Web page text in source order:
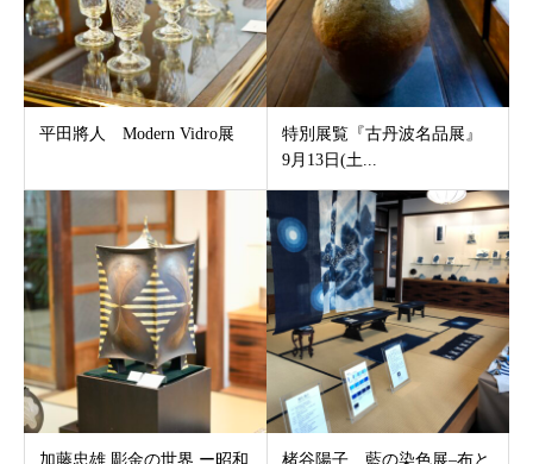
平田將人 Modern Vidro展
特別展覧『古丹波名品展』
9月13日(土...
加藤忠雄 彫金の世界 ー昭和
楮谷陽子 藍の染色展–布と